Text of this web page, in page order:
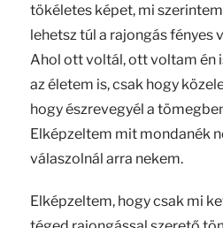
tökéletes képet, mi
lehetsz túl a rajongás fényes
Ahol ott voltál, ott voltam én
az életem is, csak hogy
hogy észrevegyél a
Elképzeltem mit mondanék
válaszolnál arra nekem.
Elképzeltem, hogy csak mi